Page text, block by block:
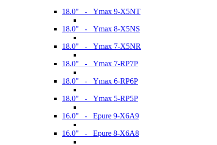
18.0" - Ymax 9-X5NT
18.0" - Ymax 8-X5NS
18.0" - Ymax 7-X5NR
18.0" - Ymax 7-RP7P
18.0" - Ymax 6-RP6P
18.0" - Ymax 5-RP5P
16.0" - Epure 9-X6A9
16.0" - Epure 8-X6A8